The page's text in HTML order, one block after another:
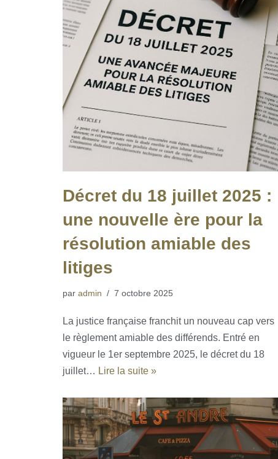
Décret du 18 juillet 2025 :
une nouvelle ère pour la
résolution amiable des
litiges
par admin 7 octobre 2025
La justice française franchit un nouveau cap vers
le règlement amiable des différends. Entré en
vigueur le 1er septembre 2025, le décret du 18
juillet… Lire la suite »